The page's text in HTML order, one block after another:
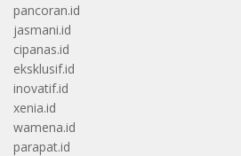
pancoran.id
jasmani.id
cipanas.id
eksklusif.id
inovatif.id
xenia.id
wamena.id
parapat.id